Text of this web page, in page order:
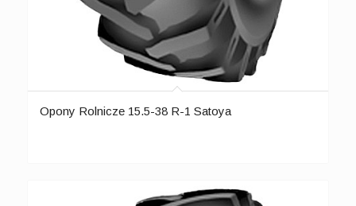
Opony Rolnicze 15.5-38 R-1 Satoya